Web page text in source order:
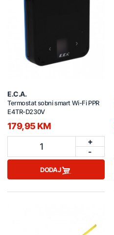
E.C.A.
Termostat sobni smart Wi-Fi PPR
E4TR-D230V
179,95 KM
1
+
-
DODAJ